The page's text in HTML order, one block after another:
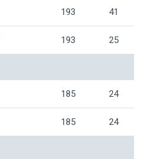
193 41
193 25
185 24
185 24